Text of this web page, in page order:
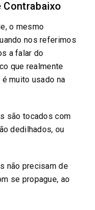
Contrabaixo
o mesmo
nos referimos
a falar do
que realmente
muito usado na
são tocados com
dedilhados, ou
não precisam de
se propague, ao